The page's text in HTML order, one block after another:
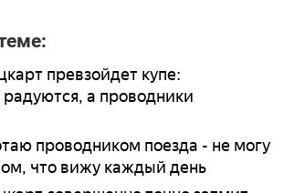
превзойдет купе:
а проводники
проводником поезда - не могу
что вижу каждый день